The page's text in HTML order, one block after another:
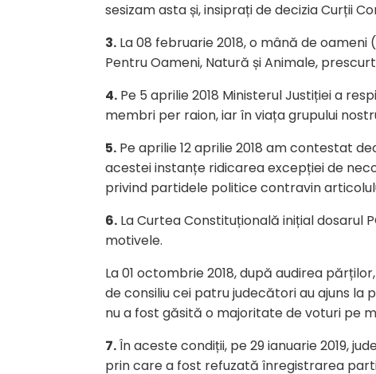
sesizam asta și, insiprați de decizia Curții
3. La 08 februarie 2018, o mână de
Pentru Oameni, Natură și Animale,
4. Pe 5 aprilie 2018 Ministerul Justiției a
membri per raion, iar în viața grupului
5. Pe aprilie 12 aprilie 2018 am contestat
acestei instanțe ridicarea excepției de
privind partidele politice contravin
6. La Curtea Constituțională inițial dosarul
motivele.
La 01 octombrie 2018, după audirea
de consiliu cei patru judecători au ajuns
nu a fost găsită o majoritate de voturi pe
7.În aceste condiții, pe 29 ianuarie 2019,
prin care a fost refuzată înregistrarea